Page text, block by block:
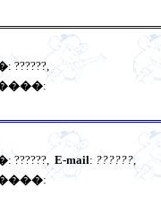
: ??????,
:
: ??????, E-mail: ??????,
: